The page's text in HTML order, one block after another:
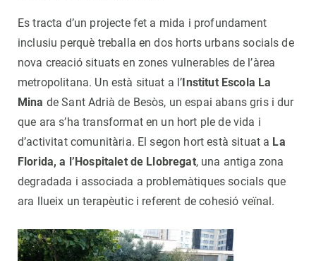
Es tracta d’un projecte fet a mida i profundament
inclusiu perquè treballa en dos horts urbans socials de
nova creació situats en zones vulnerables de l’àrea
metropolitana. Un està situat a l’ Institut Escola La
Mina de Sant Adrià de Besòs, un espai abans gris i dur
que ara s’ha transformat en un hort ple de vida i
d’activitat comunitària. El segon hort està situat a La
Florida, a l’Hospitalet de Llobregat, una antiga zona
degradada i associada a problemàtiques socials que
ara llueix un terapèutic i referent de cohesió veïnal.